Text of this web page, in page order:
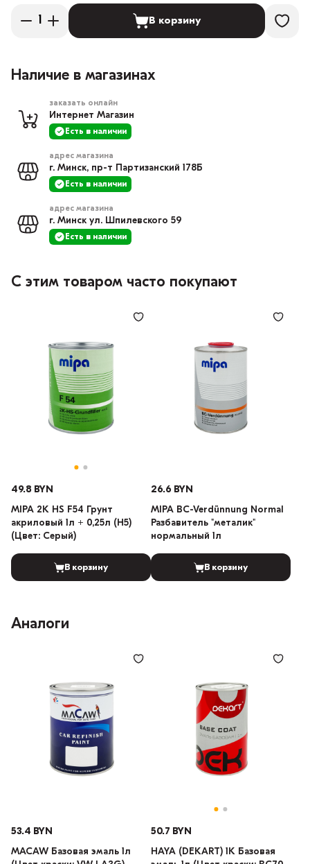
В корзину
Наличие в магазинах
заказать онлайн
Интернет Магазин
Есть в наличии
адрес магазина
г. Минск, пр-т Партизанский 178Б
Есть в наличии
адрес магазина
г. Минск ул. Шпилевского 59
Есть в наличии
С этим товаром часто покупают
49.8 BYN
MIPA 2K HS F54 Грунт
акриловый 1л + 0,25л (H5)
(Цвет: Серый)
В корзину
26.6 BYN
MIPA BC-Verdünnung Normal
Разбавитель "металик"
нормальный 1л
В корзину
Аналоги
53.4 BYN
MACAW Базовая эмаль 1л
50.7 BYN
HAYA (DEKART) 1К Базовая